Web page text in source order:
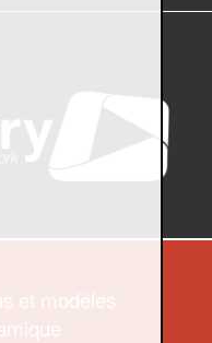
et modèles